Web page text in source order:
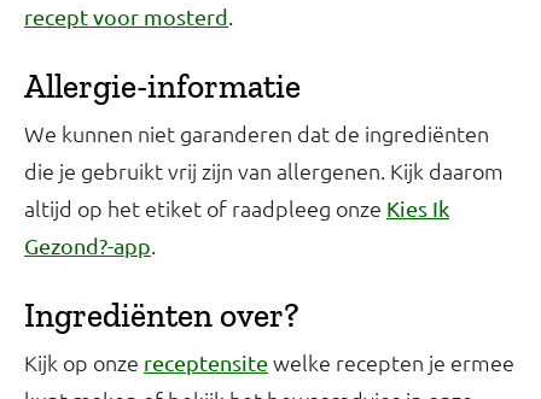
recept voor mosterd.
Allergie-informatie
We kunnen niet garanderen dat de ingrediënten
die je gebruikt vrij zijn van allergenen. Kijk daarom
altijd op het etiket of raadpleeg onze Kies Ik
Gezond?-app.
Ingrediënten over?
Kijk op onze receptensite welke recepten je ermee